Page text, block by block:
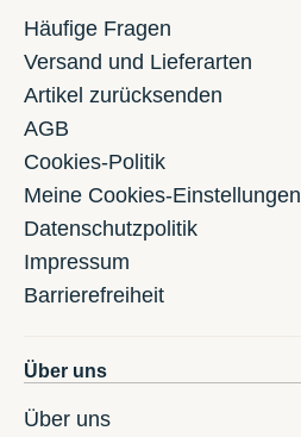
Häufige Fragen
Versand und Lieferarten
Artikel zurücksenden
AGB
Cookies-Politik
Meine Cookies-Einstellungen
Datenschutzpolitik
Impressum
Barrierefreiheit
Über uns
Über uns